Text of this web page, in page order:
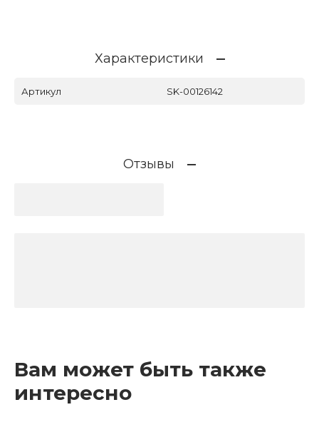
Характеристики
Артикул SK-00126142
Отзывы
Вам может быть также
интересно